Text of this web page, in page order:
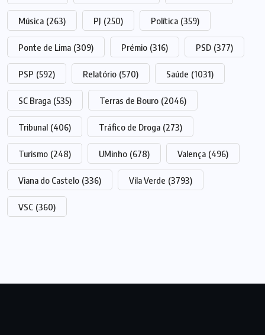
Música (263) PJ (250) Política (359)
Ponte de Lima (309) Prémio (316) PSD (377)
PSP (592) Relatório (570) Saúde (1031)
SC Braga (535) Terras de Bouro (2046)
Tribunal (406) Tráfico de Droga (273)
Turismo (248) UMinho (678) Valença (496)
Viana do Castelo (336) Vila Verde (3793)
VSC (360)